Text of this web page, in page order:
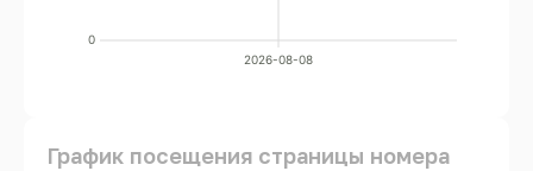
0
2026-08-08
График посещения страницы номера